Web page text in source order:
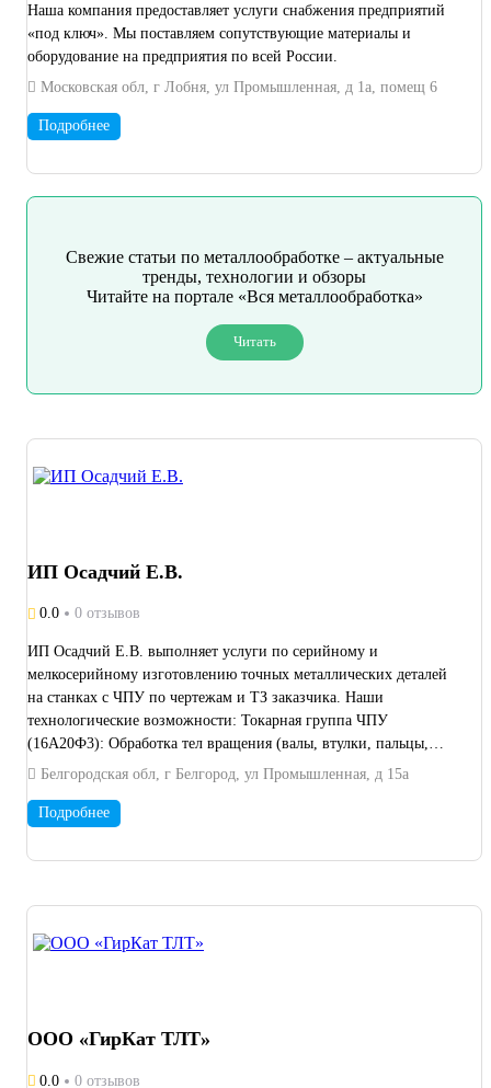
Наша компания предоставляет услуги снабжения предприятий
«под ключ». Мы поставляем сопутствующие материалы и
оборудование на предприятия по всей России.
Московская обл, г Лобня, ул Промышленная, д 1а, помещ 6
Подробнее
Свежие статьи по металлообработке – актуальные
тренды, технологии и обзоры
Читайте на портале «Вся металлообработка»
Читать
ИП Осадчий Е.В.
0.0 0 отзывов
ИП Осадчий Е.В. выполняет услуги по серийному и
мелкосерийному изготовлению точных металлических деталей
на станках с ЧПУ по чертежам и ТЗ заказчика. Наши
технологические возможности: Токарная группа ЧПУ
(16А20Ф3): Обработка тел вращения (валы, втулки, пальцы,
фланцы, цанги). Предпочтительные габариты: диаметр до 100
точность в сотках. Фрезерный и слесарный участки:
и поворотным столом. Выполняем сопутствующие операции:
сверление, сварочные работы полуавтоматом. Сдаем готовую
стали (Сталь 45, 40Х), латунь, бронза, медь.
Белгородская обл, г Белгород, ул Промышленная, д 15а
Подробнее
ООО «ГирКат ТЛТ»
0.0 0 отзывов